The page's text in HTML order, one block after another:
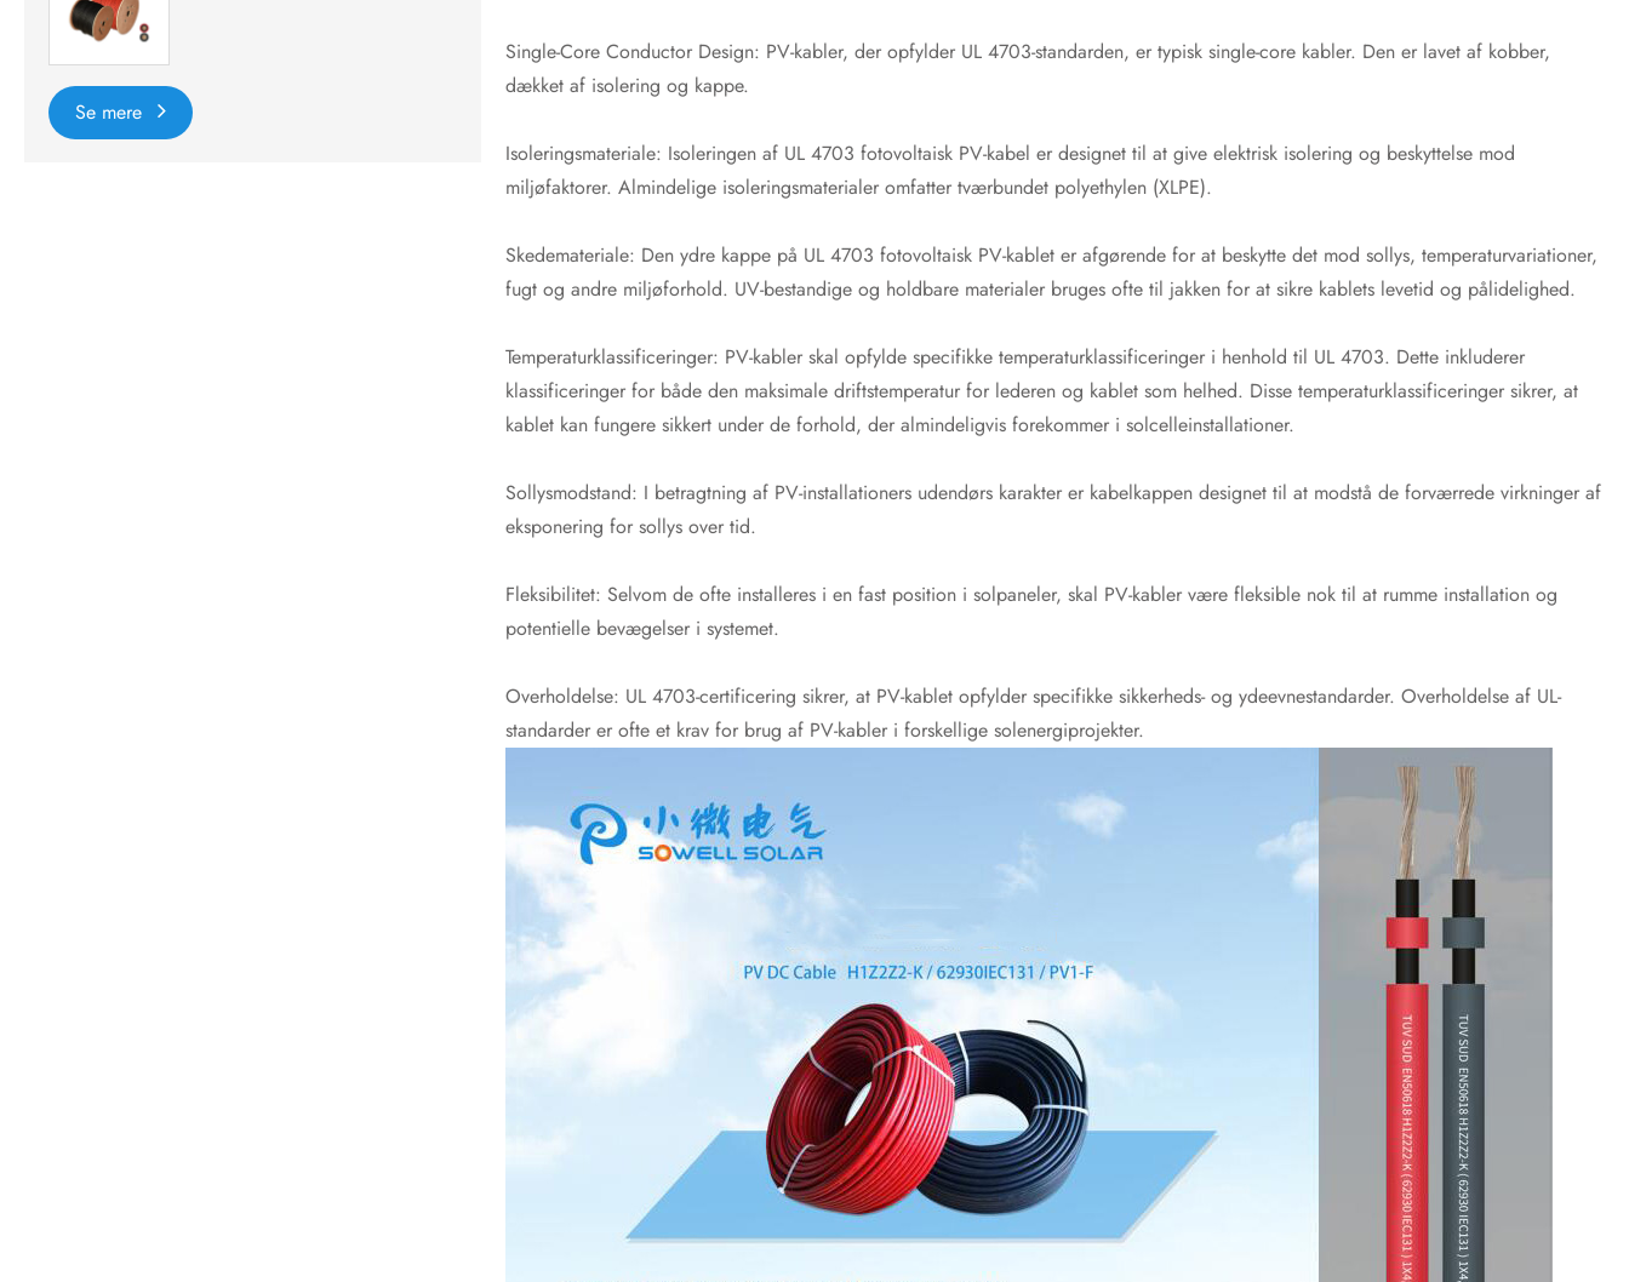
Se mere
Single-Core Conductor Design: PV-kabler, der opfylder UL 4703-standarden, er typisk single-core kabler. Den er lavet af kobber,
dækket af isolering og kappe.
Isoleringsmateriale: Isoleringen af ​​UL 4703 fotovoltaisk PV-kabel er designet til at give elektrisk isolering og beskyttelse mod
miljøfaktorer. Almindelige isoleringsmaterialer omfatter tværbundet polyethylen (XLPE).
Skedemateriale: Den ydre kappe på UL 4703 fotovoltaisk PV-kablet er afgørende for at beskytte det mod sollys, temperaturvariationer,
fugt og andre miljøforhold. UV-bestandige og holdbare materialer bruges ofte til jakken for at sikre kablets levetid og pålidelighed.
Temperaturklassificeringer: PV-kabler skal opfylde specifikke temperaturklassificeringer i henhold til UL 4703. Dette inkluderer
klassificeringer for både den maksimale driftstemperatur for lederen og kablet som helhed. Disse temperaturklassificeringer sikrer, at
kablet kan fungere sikkert under de forhold, der almindeligvis forekommer i solcelleinstallationer.
Sollysmodstand: I betragtning af PV-installationers udendørs karakter er kabelkappen designet til at modstå de forværrede virkninger af
eksponering for sollys over tid.
Fleksibilitet: Selvom de ofte installeres i en fast position i solpaneler, skal PV-kabler være fleksible nok til at rumme installation og
potentielle bevægelser i systemet.
Overholdelse: UL 4703-certificering sikrer, at PV-kablet opfylder specifikke sikkerheds- og ydeevnestandarder. Overholdelse af UL-
standarder er ofte et krav for brug af PV-kabler i forskellige solenergiprojekter.